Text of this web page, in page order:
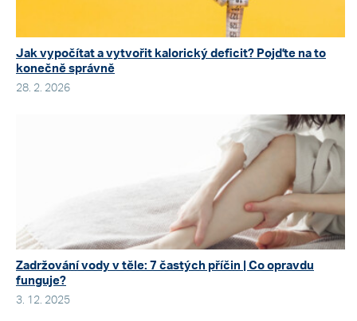
Jak vypočítat a vytvořit kalorický deficit? Pojďte na to
konečně správně
28. 2. 2026
Zadržování vody v těle: 7 častých příčin | Co opravdu
funguje?
3. 12. 2025